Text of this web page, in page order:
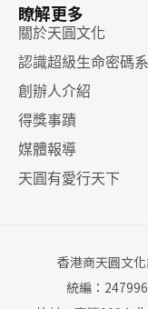
瞭解更多
關於天圓文化
認識超級生命密碼
創辦人介紹
得獎事蹟
媒體報導
天圓有愛行天下
香港商天圓文
統編：